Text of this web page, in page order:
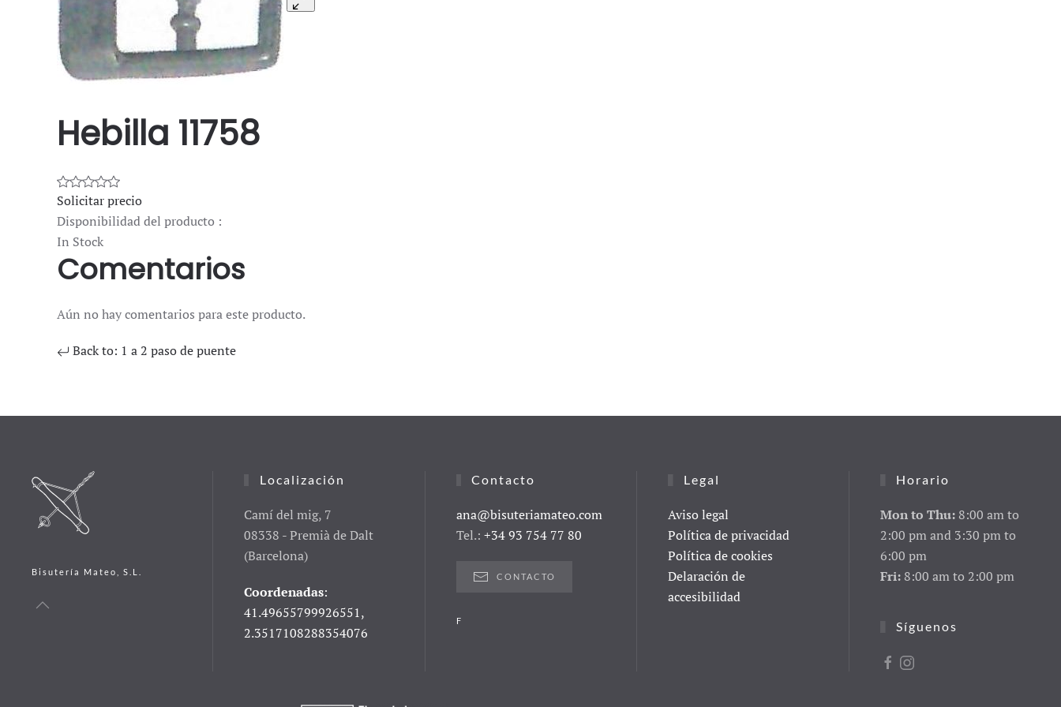
Hebilla 11758
Solicitar precio
Disponibilidad del producto :
In Stock
Comentarios
Aún no hay comentarios para este producto.
Back to: 1 a 2 paso de puente
Bisutería Mateo, S.L.
Localización
Camí del mig, 7
08338 - Premià de Dalt
(Barcelona)
Coordenadas:
41.49655799926551,
2.3517108288354076
Contacto
ana@bisuteriamateo.com
Tel.: +34 93 754 77 80
CONTACTO
F
Legal
Aviso legal
Política de privacidad
Política de cookies
Delaración de
accesibilidad
Horario
Mon to Thu: 8:00 am to
2:00 pm and 3:30 pm to
6:00 pm
Fri: 8:00 am to 2:00 pm
Síguenos